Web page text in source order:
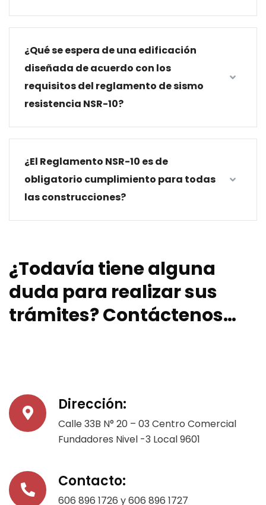
¿Qué se espera de una edificación
diseñada de acuerdo con los
requisitos del reglamento de sismo
resistencia NSR-10?
¿El Reglamento NSR-10 es de
obligatorio cumplimiento para todas
las construcciones?
¿Todavía tiene alguna
duda para realizar sus
trámites?Contáctenos…
Dirección:
Calle 33B N° 20 – 03 Centro Comercial
Fundadores Nivel -3 Local 9601
Contacto:
606 896 1726 y 606 896 1727